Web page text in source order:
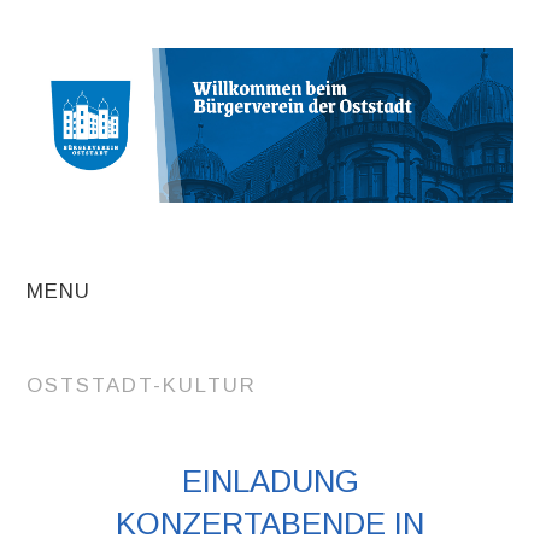
MENU
INITIATIVEN UND
OSTSTADT-KULTUR
EINLADUNG
KONZERTABENDE IN